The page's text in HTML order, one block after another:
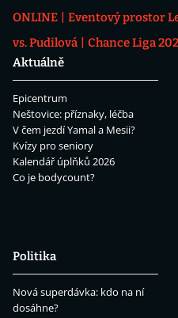
ONLINE
Eventový prostor
vs. Pudilová
Chance Liga
Aktuálně
Epicentrum
Neštovice: příznaky, léčba
V čem jezdí Yamal a Mesii?
Kvízy pro seniory
Kalendář úplňků 2026
Co je bodycount?
Politika
Nová superdávka: kdo na ní
dosáhne?